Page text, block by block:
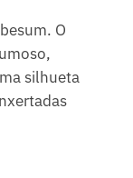
O
silhueta